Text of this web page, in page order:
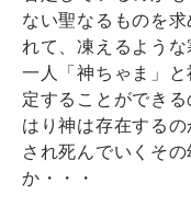
ない聖なるものを
れて、凍えるような
一人「神ちゃま」
定することができ
はり神は存在する
され死んでいくそ
か・・・